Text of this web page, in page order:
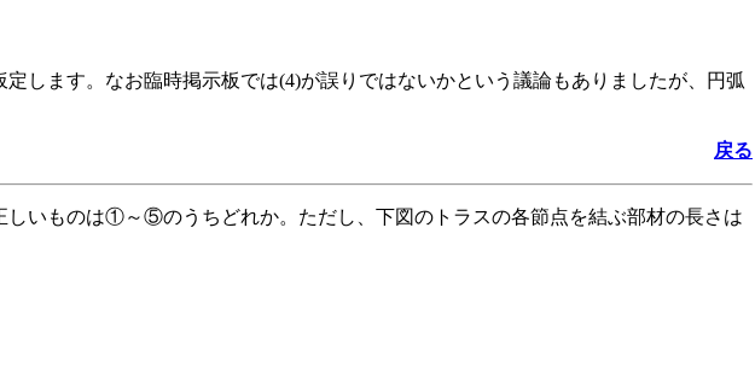
します。なお臨時掲示板では(4)が誤りではないかという議論もありましたが、円弧
戻る
いものは①～⑤のうちどれか。ただし、下図のトラスの各節点を結ぶ部材の長さは